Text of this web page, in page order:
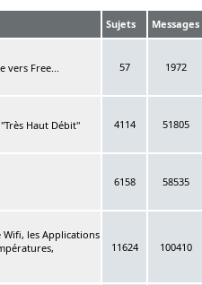
Sujets Messages
vers Free... 57 1972
Haut Débit" 4114 51805
6158 58535
Wifi, les Applications
11624 100410